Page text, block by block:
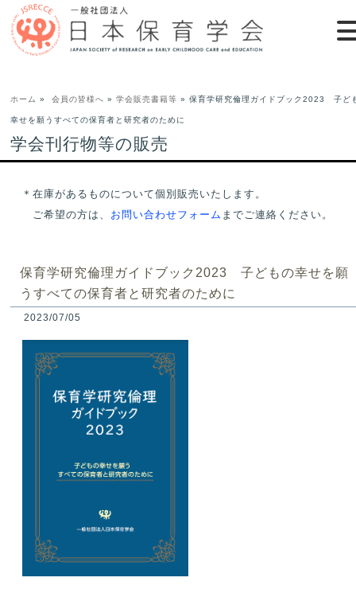
ホーム »会員の皆様へ »学会販売書籍等 » 保育学研究倫理ガイドブック2023 子ど
幸せを願うすべての保育者と研究者のために
学会刊行物等の販売
＊在庫があるものについて個別販売いたします。
ご希望の方は、 お問い合わせフォーム までご連絡ください。
保育学研究倫理ガイドブック2023 子どもの幸せを願
うすべての保育者と研究者のために
2023/07/05